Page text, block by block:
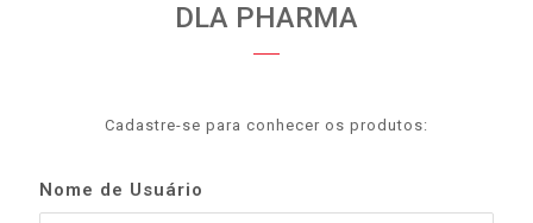
DLA PHARMA
Cadastre-se para conhecer os produtos:
Nome de Usuário